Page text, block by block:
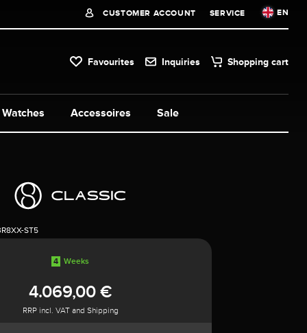
CUSTOMER ACCOUNT SERVICE EN
Favourites Inquiries Shopping cart
Watches Accessoires Sale
ST5
4 Weeks
4.069,00 €
RRP incl. VAT and Shipping